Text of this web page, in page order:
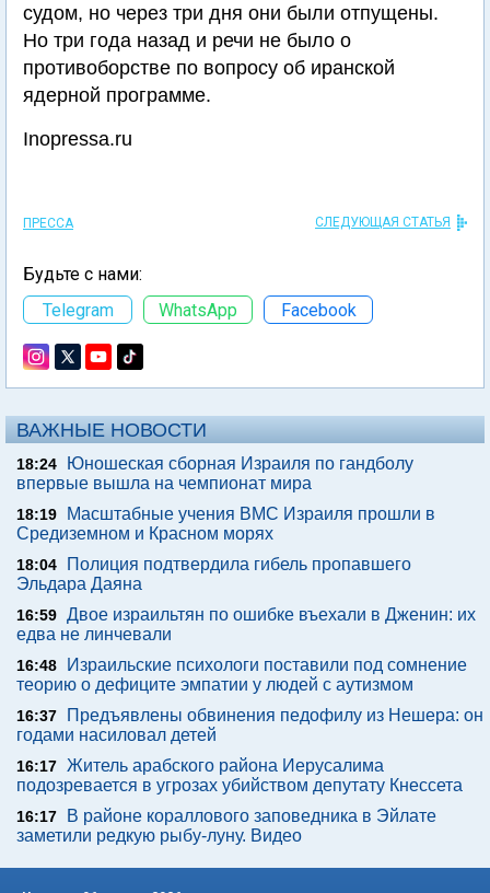
судом, но через три дня они были отпущены.
Но три года назад и речи не было о
противоборстве по вопросу об иранской
ядерной программе.
Inopressa.ru
ПРЕССА СЛЕДУЮЩАЯ СТАТЬЯ
Будьте с нами:
Telegram
WhatsApp Facebook
ВАЖНЫЕ НОВОСТИ
18:24
Юношеская сборная Израиля по гандболу
впервые вышла на чемпионат мира
18:19
Масштабные учения ВМС Израиля прошли в
Средиземном и Красном морях
18:04
Полиция подтвердила гибель пропавшего
Эльдара Даяна
16:59 Двое израильтян по ошибке въехали в Дженин: их
едва не линчевали
16:48
Израильские психологи поставили под сомнение
теорию о дефиците эмпатии у людей с аутизмом
16:37
Предъявлены обвинения педофилу из Нешера: он
годами насиловал детей
16:17 Житель арабского района Иерусалима
подозревается в угрозах убийством депутату Кнессета
16:17
В районе кораллового заповедника в Эйлате
заметили редкую рыбу-луну. Видео